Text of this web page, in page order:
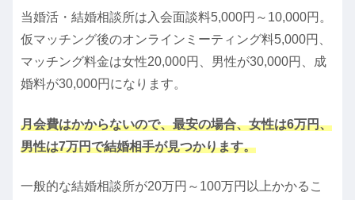
当婚活・結婚相談所は入会面談料5,000円～10,000円。
仮マッチング後のオンラインミーティング料5,000円、
マッチング料金は女性20,000円、男性が30,000円、成
婚料が30,000円になります。
月会費はかからないので、最安の場合、女性は6万円、
男性は7万円で結婚相手が見つかります。
一般的な結婚相談所が20万円～100万円以上かかるこ